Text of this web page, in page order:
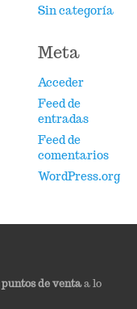
Sin categoría
Meta
Acceder
Feed de
entradas
Feed de
comentarios
WordPress.org
puntos de ventaa lo